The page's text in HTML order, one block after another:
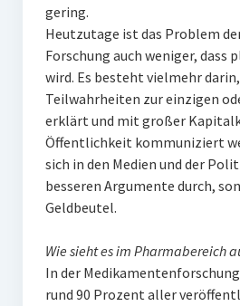
gering.
Heutzutage ist das Problem
Forschung auch weniger, dass
wird. Es besteht vielmehr darin,
Teilwahrheiten zur einzigen
erklärt und mit großer
Öffentlichkeit kommuniziert
sich in den Medien und der
besseren Argumente durch,
Geldbeutel.
Wie sieht es im Pharmabereich
In der
rund 90 Prozent aller